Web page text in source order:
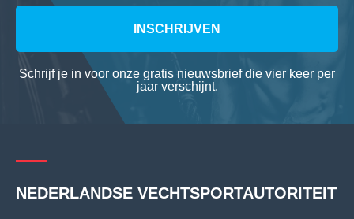
INSCHRIJVEN
Schrijf je in voor onze gratis nieuwsbrief die vier keer per
jaar verschijnt.
NEDERLANDSE VECHTSPORTAUTORITEIT